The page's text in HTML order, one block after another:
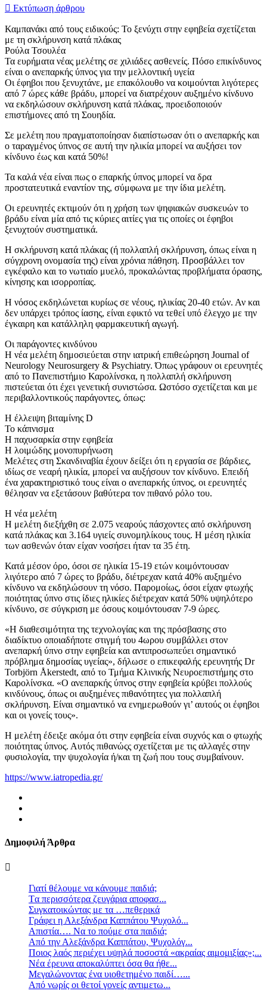
Εκτύπωση άρθρου
Καμπανάκι από τους ειδικούς: Το ξενύχτι στην εφηβεία σχετίζεται
με τη σκλήρυνση κατά πλάκας
Ρούλα Τσουλέα
Τα ευρήματα νέας μελέτης σε χιλιάδες ασθενείς. Πόσο επικίνδυνος
είναι ο ανεπαρκής ύπνος για την μελλοντική υγεία
Οι έφηβοι που ξενυχτάνε, με επακόλουθο να κοιμούνται λιγότερες
από 7 ώρες κάθε βράδυ, μπορεί να διατρέχουν αυξημένο κίνδυνο
να εκδηλώσουν σκλήρυνση κατά πλάκας, προειδοποιούν
επιστήμονες από τη Σουηδία.
Σε μελέτη που πραγματοποίησαν διαπίστωσαν ότι ο ανεπαρκής και
ο ταραγμένος ύπνος σε αυτή την ηλικία μπορεί να αυξήσει τον
κίνδυνο έως και κατά 50%!
Τα καλά νέα είναι πως ο επαρκής ύπνος μπορεί να δρα
προστατευτικά εναντίον της, σύμφωνα με την ίδια μελέτη.
Οι ερευνητές εκτιμούν ότι η χρήση των ψηφιακών συσκευών το
βράδυ είναι μία από τις κύριες αιτίες για τις οποίες οι έφηβοι
ξενυχτούν συστηματικά.
Η σκλήρυνση κατά πλάκας (ή πολλαπλή σκλήρυνση, όπως είναι η
σύγχρονη ονομασία της) είναι χρόνια πάθηση. Προσβάλλει τον
εγκέφαλο και το νωτιαίο μυελό, προκαλώντας προβλήματα όρασης,
κίνησης και ισορροπίας.
Η νόσος εκδηλώνεται κυρίως σε νέους, ηλικίας 20-40 ετών. Αν και
δεν υπάρχει τρόπος ίασης, είναι εφικτό να τεθεί υπό έλεγχο με την
έγκαιρη και κατάλληλη φαρμακευτική αγωγή.
Οι παράγοντες κινδύνου
Η νέα μελέτη δημοσιεύεται στην ιατρική επιθεώρηση Journal of
Neurology Neurosurgery & Psychiatry. Όπως γράφουν οι ερευνητές
από το Πανεπιστήμιο Καρολίνσκα, η πολλαπλή σκλήρυνση
πιστεύεται ότι έχει γενετική συνιστώσα. Ωστόσο σχετίζεται και με
περιβαλλοντικούς παράγοντες, όπως:
Η έλλειψη βιταμίνης D
Το κάπνισμα
Η παχυσαρκία στην εφηβεία
Η λοιμώδης μονοπυρήνωση
Μελέτες στη Σκανδιναβία έχουν δείξει ότι η εργασία σε βάρδιες,
ιδίως σε νεαρή ηλικία, μπορεί να αυξήσουν τον κίνδυνο. Επειδή
ένα χαρακτηριστικό τους είναι ο ανεπαρκής ύπνος, οι ερευνητές
θέλησαν να εξετάσουν βαθύτερα τον πιθανό ρόλο του.
Η νέα μελέτη
Η μελέτη διεξήχθη σε 2.075 νεαρούς πάσχοντες από σκλήρυνση
κατά πλάκας και 3.164 υγιείς συνομηλίκους τους. Η μέση ηλικία
των ασθενών όταν είχαν νοσήσει ήταν τα 35 έτη.
Κατά μέσον όρο, όσοι σε ηλικία 15-19 ετών κοιμόντουσαν
λιγότερο από 7 ώρες το βράδυ, διέτρεχαν κατά 40% αυξημένο
κίνδυνο να εκδηλώσουν τη νόσο. Παρομοίως, όσοι είχαν φτωχής
ποιότητας ύπνο στις ίδιες ηλικίες διέτρεχαν κατά 50% υψηλότερο
κίνδυνο, σε σύγκριση με όσους κοιμόντουσαν 7-9 ώρες.
«Η διαθεσιμότητα της τεχνολογίας και της πρόσβασης στο
διαδίκτυο οποιαδήποτε στιγμή του 4ωρου συμβάλλει στον
ανεπαρκή ύπνο στην εφηβεία και αντιπροσωπεύει σημαντικό
πρόβλημα δημοσίας υγείας», δήλωσε ο επικεφαλής ερευνητής Dr
Torbjörn Åkerstedt, από το Τμήμα Κλινικής Νευροεπιστήμης στο
Καρολίνσκα. «Ο ανεπαρκής ύπνος στην εφηβεία κρύβει πολλούς
κινδύνους, όπως οι αυξημένες πιθανότητες για πολλαπλή
σκλήρυνση. Είναι σημαντικό να ενημερωθούν γι’ αυτούς οι έφηβοι
και οι γονείς τους».
Η μελέτη έδειξε ακόμα ότι στην εφηβεία είναι συχνός και ο φτωχής
ποιότητας ύπνος. Αυτός πιθανώςς σχετίζεται με τις αλλαγές στην
φυσιολογία, την ψυχολογία ή/και τη ζωή που τους συμβαίνουν.
https://www.iatropedia.gr/
Δημοφιλή Άρθρα
Γιατί θέλουμε να κάνουμε παιδιά;
Tα περισσότερα ζευγάρια αποφασ...
Συγκατοικώντας με τα …πεθερικά
Γράφει η Αλεξάνδρα Καππάτου Ψυχολό...
Απιστία…. Να το πούμε στα παιδιά;
Από την Αλεξάνδρα Καππάτου, Ψυχολόγ...
Ποιος λαός περιέχει υψηλά ποσοστά «ακραίας αιμομιξίας»;...
Νέα έρευνα αποκαλύπτει όσα θα ήθε...
Mεγαλώνοντας ένα υιοθετημένο παιδί…...
Aπό νωρίς οι θετοί γονείς αντιμετω...